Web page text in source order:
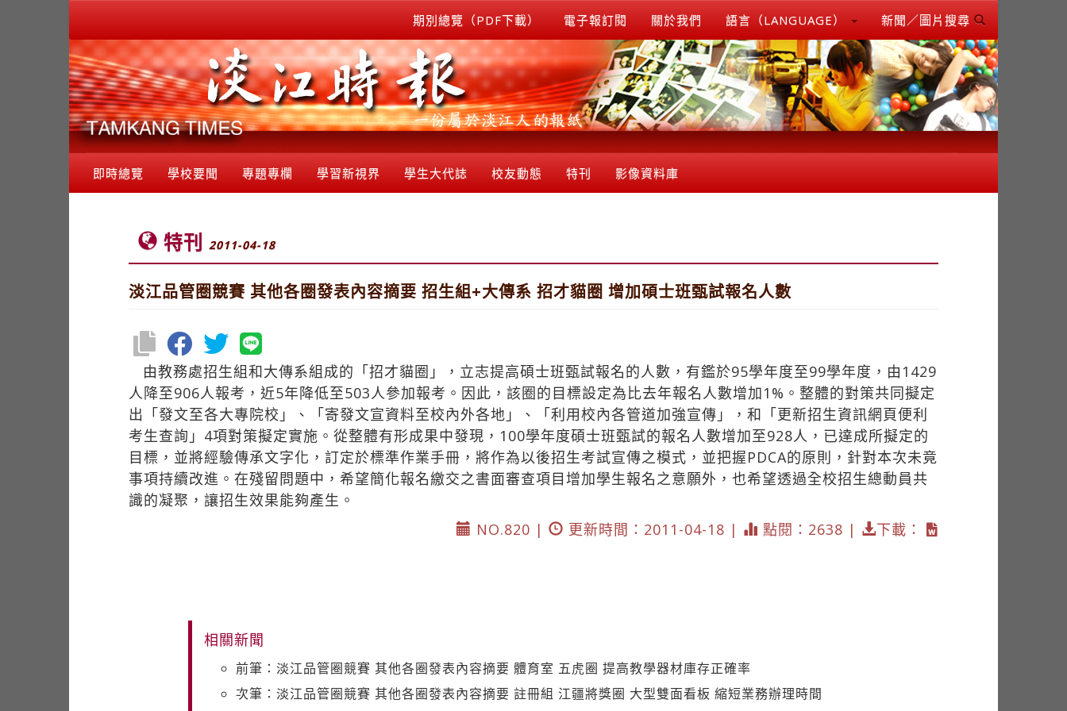
期別總覽（PDF下載） 電子報訂閱 關於我們 語言（LANGUAGE） 新聞／圖片搜尋
即時總覽 學校要聞 專題專欄 學習新視界 學生大代誌 校友動態 特刊 影像資料庫
特刊 2011-04-18
淡江品管圈競賽 其他各圈發表內容摘要 招生組+大傳系 招才貓圈 增加碩士班甄試報名人數
由教務處招生組和大傳系組成的「招才貓圈」，立志提高碩士班甄試報名的人數，有鑑於95學年度至99學年度，由1429
人降至906人報考，近5年降低至503人參加報考。因此，該圈的目標設定為比去年報名人數增加1%。整體的對策共同擬定
出「發文至各大專院校」、「寄發文宣資料至校內外各地」、「利用校內各管道加強宣傳」，和「更新招生資訊網頁便利
考生查詢」4項對策擬定實施。從整體有形成果中發現，100學年度碩士班甄試的報名人數增加至928人，已達成所擬定的
目標，並將經驗傳承文字化，訂定於標準作業手冊，將作為以後招生考試宣傳之模式，並把握PDCA的原則，針對本次未竟
事項持續改進。在殘留問題中，希望簡化報名繳交之書面審查項目增加學生報名之意願外，也希望透過全校招生總動員共
識的凝聚，讓招生效果能夠產生。
NO.820 |
更新時間：2011-04-18 | 點閱：2638 | 下載：
相關新聞
前筆：淡江品管圈競賽 其他各圈發表內容摘要 體育室 五虎圈 提高教學器材庫存正確率
次筆：淡江品管圈競賽 其他各圈發表內容摘要 註冊組 江疆將獎圈 大型雙面看板 縮短業務辦理時間